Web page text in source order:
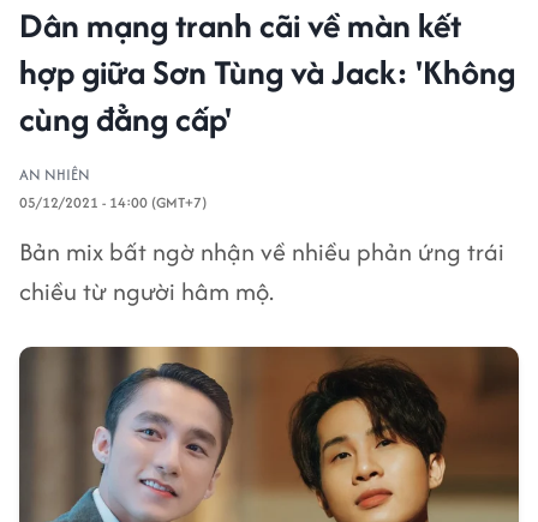
Dân mạng tranh cãi về màn kết
hợp giữa Sơn Tùng và Jack: 'Không
cùng đẳng cấp'
AN NHIÊN
05/12/2021 - 14:00 (GMT+7)
Bản mix bất ngờ nhận về nhiều phản ứng trái
chiều từ người hâm mộ.